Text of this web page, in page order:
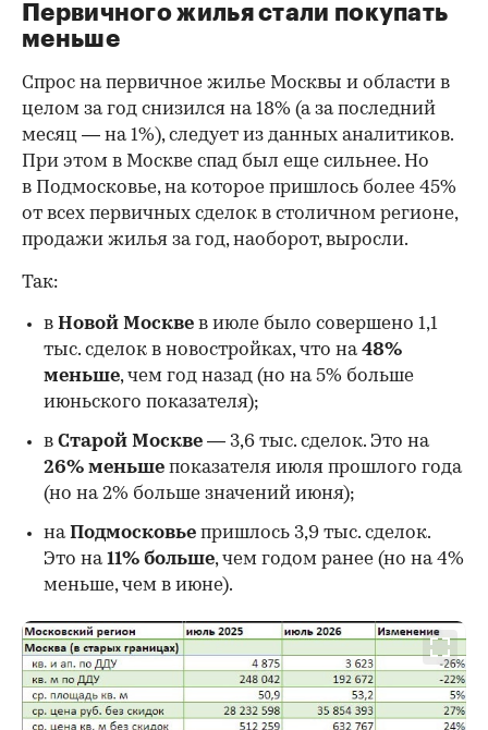
Первичного жилья стали покупать
меньше
Спрос на первичное жилье Москвы и области в
целом за год снизился на 18% (а за последний
месяц — на 1%), следует из данных аналитиков.
При этом в Москве спад был еще сильнее. Но
в Подмосковье, на которое пришлось более 45%
от всех первичных сделок в столичном регионе,
продажи жилья за год, наоборот, выросли.
00:00 / 00:00
Так:
в Новой Москве в июле было совершено 1,1
тыс. сделок в новостройках, что на48%
меньше, чем год назад (но на 5% больше
июньского показателя);
в Старой Москве — 3,6 тыс. сделок. Это на
26% меньше показателя июля прошлого года
(но на 2% больше значений июня);
наПодмосковье пришлось 3,9 тыс. сделок.
Это на11% больше, чем годом ранее (но на 4%
меньше, чем в июне).